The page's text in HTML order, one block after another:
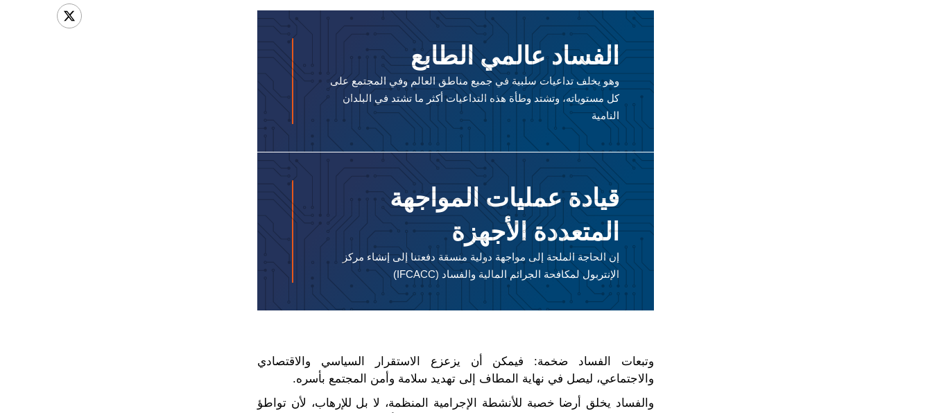
الفساد عالمي الطابع
وهو يخلف تداعيات سلبية في جميع مناطق العالم وفي المجتمع على
كل مستوياته، وتشتد وطأة هذه التداعيات أكثر ما تشتد في البلدان
النامية
قيادة عمليات المواجهة
المتعددة الأجهزة
إن الحاجة الملحة إلى مواجهة دولية منسقة دفعتنا إلى إنشاء مركز
الإنتربول لمكافحة الجرائم المالية والفساد (IFCACC)
وتبعات الفساد ضخمة: فيمكن أن يزعزع الاستقرار السياسي والاقتصادي
والاجتماعي، ليصل في نهاية المطاف إلى تهديد سلامة وأمن المجتمع بأسره.
والفساد يخلق أرضا خصبة للأنشطة الإجرامية المنظمة، لا بل للإرهاب، لأن تواطؤ